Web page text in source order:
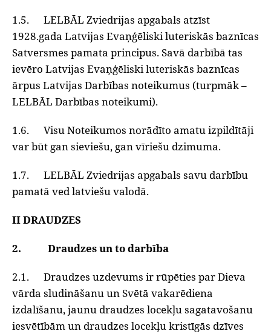
1.5. LELBĀL Zviedrijas apgabals atzīst
1928.gada Latvijas Evaņģēliski luteriskās baznīcas
Satversmes pamata principus. Savā darbībā tas
ievēro Latvijas Evaņģēliski luteriskās baznīcas
ārpus Latvijas Darbības noteikumus (turpmāk –
LELBĀL Darbības noteikumi).
1.6. Visu Noteikumos norādīto amatu izpildītāji
var būt gan sieviešu, gan vīriešu dzimuma.
1.7. LELBĀL Zviedrijas apgabals savu darbību
pamatā ved latviešu valodā.
II DRAUDZES
2. Draudzes un to darbība
2.1. Draudzes uzdevums ir rūpēties par Dieva
vārda sludināšanu un Svētā vakarēdiena
izdalīšanu, jaunu draudzes locekļu sagatavošanu
iesvētībām un draudzes locekļu kristīgās dzīves